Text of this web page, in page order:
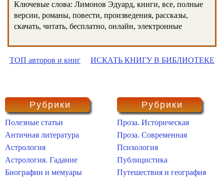
Ключевые слова: Лимонов Эдуард, книги, все, полные
версии, романы, повести, произведения, рассказы,
скачать, читать, бесплатно, онлайн, электронные
ТОП авторов и книг ИСКАТЬ КНИГУ В БИБЛИОТЕКЕ
Рубрики
Полезные статьи
Античная литература
Астрология
Астрология. Гадание
Биографии и мемуары
Рубрики
Проза. Историческая
Проза. Современная
Психология
Публицистика
Путешествия и география